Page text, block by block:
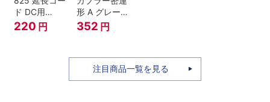
ド DC用
(90cm）
220 円
形 A グレー
(20個入) (ア
ーノルドカプ
352 円
注目商品一覧を見る